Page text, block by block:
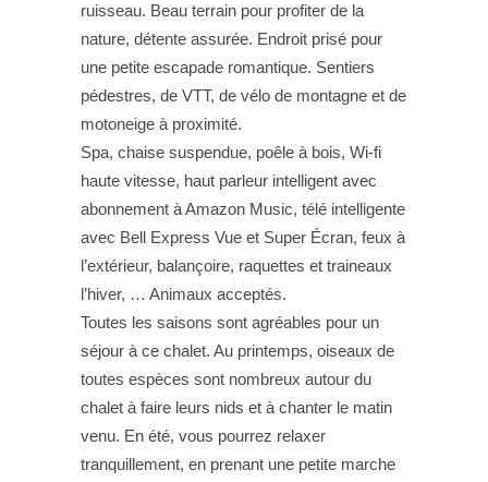
ruisseau. Beau terrain pour profiter de la
nature, détente assurée. Endroit prisé pour
une petite escapade romantique. Sentiers
pédestres, de VTT, de vélo de montagne et de
motoneige à proximité.
Spa, chaise suspendue, poêle à bois, Wi-fi
haute vitesse, haut parleur intelligent avec
abonnement à Amazon Music, télé intelligente
avec Bell Express Vue et Super Écran, feux à
l’extérieur, balançoire, raquettes et traineaux
l’hiver, … Animaux acceptés.
Toutes les saisons sont agréables pour un
séjour à ce chalet. Au printemps, oiseaux de
toutes espèces sont nombreux autour du
chalet à faire leurs nids et à chanter le matin
venu. En été, vous pourrez relaxer
tranquillement, en prenant une petite marche